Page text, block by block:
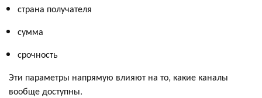
страна получателя
сумма
срочность
Эти параметры напрямую влияют на то, какие каналы
вообще доступны.